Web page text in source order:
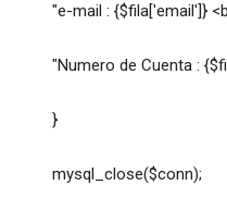
"e-mail : {$fila['email']}
"Numero de Cuenta :
}
mysql_close($conn);